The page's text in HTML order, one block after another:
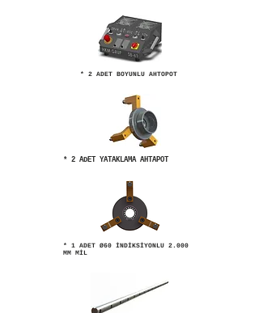
* 2 ADET BOYUNLU AHTOPOT
* 2 ADET YATAKLAMA AHTAPOT
* 1 ADET Ø60 İNDİKSİYONLU 2.000
MM MİL